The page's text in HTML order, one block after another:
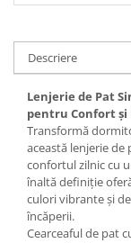
Descriere
Lenjerie de Pat
pentru Confort și
Transformă
această lenjerie
confortul zilnic cu
înaltă definiție
culori vibrante și
încăperii.
Cearceaful de pat